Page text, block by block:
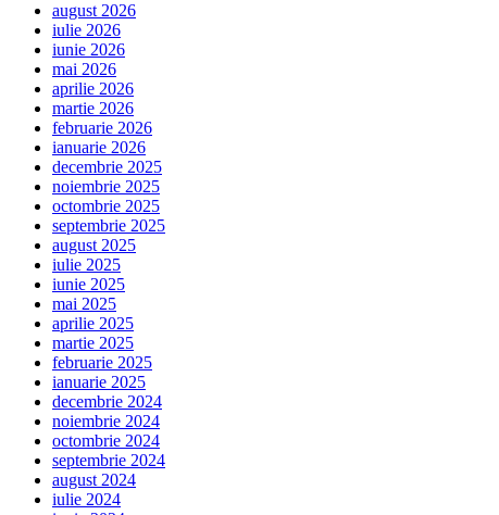
august 2026
iulie 2026
iunie 2026
mai 2026
aprilie 2026
martie 2026
februarie 2026
ianuarie 2026
decembrie 2025
noiembrie 2025
octombrie 2025
septembrie 2025
august 2025
iulie 2025
iunie 2025
mai 2025
aprilie 2025
martie 2025
februarie 2025
ianuarie 2025
decembrie 2024
noiembrie 2024
octombrie 2024
septembrie 2024
august 2024
iulie 2024